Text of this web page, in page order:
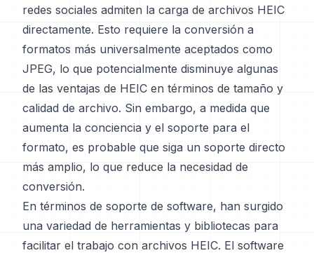
redes sociales admiten la carga de archivos HEIC
directamente. Esto requiere la conversión a
formatos más universalmente aceptados como
JPEG, lo que potencialmente disminuye algunas
de las ventajas de HEIC en términos de tamaño y
calidad de archivo. Sin embargo, a medida que
aumenta la conciencia y el soporte para el
formato, es probable que siga un soporte directo
más amplio, lo que reduce la necesidad de
conversión.
En términos de soporte de software, han surgido
una variedad de herramientas y bibliotecas para
facilitar el trabajo con archivos HEIC. El software